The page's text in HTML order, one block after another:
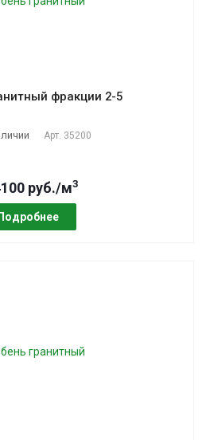
фракции 2-5
Арт. 35200
руб./м3
Подробнее